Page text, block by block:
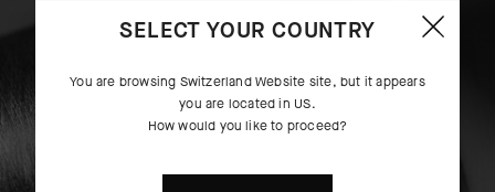
SELECT YOUR COUNTRY
You are browsing Switzerland Website site, but it appears
you are located in US.
How would you like to proceed?